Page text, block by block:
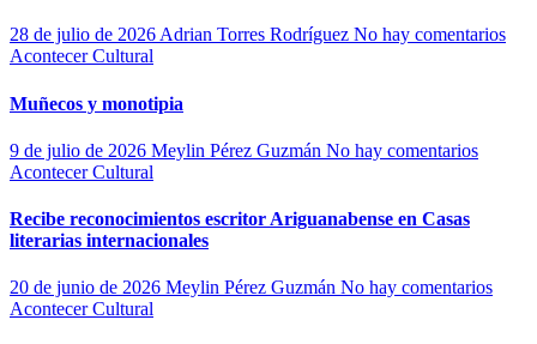
28 de julio de 2026Adrian Torres Rodríguez No hay comentarios
Acontecer Cultural
Muñecos y monotipia
9 de julio de 2026 Meylin Pérez Guzmán No hay comentarios
Acontecer Cultural
Recibe reconocimientos escritor Ariguanabense en Casas
literarias internacionales
20 de junio de 2026 Meylin Pérez Guzmán No hay comentarios
Acontecer Cultural